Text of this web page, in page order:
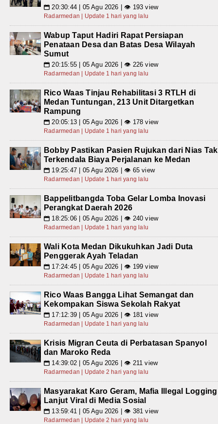
📅 20:30:44 | 05 Agu 2026 | 👁 193 view
Radarmedan | Update 1 hari yang lalu
Wabup Taput Hadiri Rapat Persiapan
Penataan Desa dan Batas Desa Wilayah
Sumut
📅 20:15:55 | 05 Agu 2026 | 👁 226 view
Radarmedan | Update 1 hari yang lalu
Rico Waas Tinjau Rehabilitasi 3 RTLH di
Medan Tuntungan, 213 Unit Ditargetkan
Rampung
📅 20:05:13 | 05 Agu 2026 | 👁 178 view
Radarmedan | Update 1 hari yang lalu
Bobby Pastikan Pasien Rujukan dari Nias Tak
Terkendala Biaya Perjalanan ke Medan
📅 19:25:47 | 05 Agu 2026 | 👁 65 view
Radarmedan | Update 1 hari yang lalu
Bappelitbangda Toba Gelar Lomba Inovasi
Perangkat Daerah 2026
📅 18:25:06 | 05 Agu 2026 | 👁 240 view
Radarmedan | Update 1 hari yang lalu
Wali Kota Medan Dikukuhkan Jadi Duta
Penggerak Ayah Teladan
📅 17:24:45 | 05 Agu 2026 | 👁 199 view
Radarmedan | Update 1 hari yang lalu
Rico Waas Bangga Lihat Semangat dan
Kekompakan Siswa Sekolah Rakyat
📅 17:12:39 | 05 Agu 2026 | 👁 181 view
Radarmedan | Update 1 hari yang lalu
Krisis Migran Ceuta di Perbatasan Spanyol
dan Maroko Reda
📅 14:39:02 | 05 Agu 2026 | 👁 211 view
Radarmedan | Update 2 hari yang lalu
Masyarakat Karo Geram, Mafia Illegal Logging
Lanjut Viral di Media Sosial
📅 13:59:41 | 05 Agu 2026 | 👁 381 view
Radarmedan | Update 2 hari yang lalu